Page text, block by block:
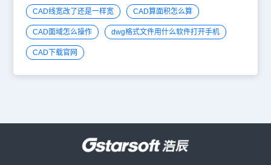
CAD线宽改了还是一样宽 CAD算面积怎么算
CAD面域怎么操作 dwg格式文件用什么软件打开手机
CAD下载官网